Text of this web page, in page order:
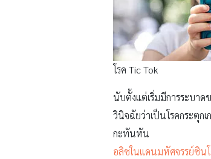
โรค Tic Tok
นับตั้งแต่เริ่มมีการระบา
วินิจฉัยว่าเป็นโรคกระตุก
กะทันหัน
อลิซในแดนมหัศจรรย์ซินโ